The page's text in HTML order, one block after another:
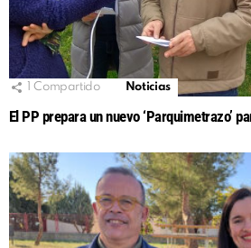
Compartido Noticias
El PP prepara un nuevo ‘Parquimetrazo’